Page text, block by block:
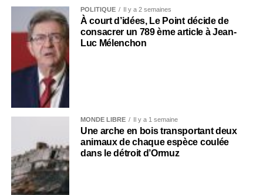
POLITIQUE Il y a 2 semaines
À court d’idées, Le Point décide de
consacrer un 789 ème article à Jean-
Luc Mélenchon
MONDE LIBRE Il y a 1 semaine
Une arche en bois transportant deux
animaux de chaque espèce coulée
dans le détroit d’Ormuz